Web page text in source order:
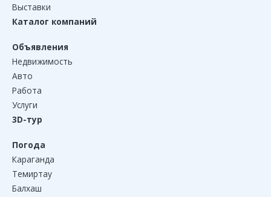
Выставки
Каталог компаний
Объявления
Недвижимость
Авто
Работа
Услуги
3D-тур
Погода
Караганда
Темиртау
Балхаш